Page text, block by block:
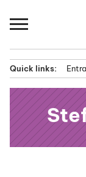
al
principale
Quick links: